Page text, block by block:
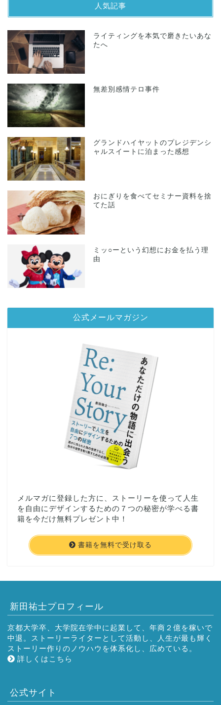
人気記事
ライティングを本気で磨きたいあな
たへ
無差別感情テロ事件
グランドハイヤットのプレジデンシ
ャルスイートに泊まった感想
おにぎりを食べてセミナー資料を捨
てた話
ミッ○ーという幻想にお金を払う理
由
公式メールマガジン
メルマガに登録した方に、ストーリーを使って人生
を自由にデザインするための７つの秘密が学べる書
籍を今だけ無料プレゼント中！
書籍を無料で受け取る
新田祐士プロフィール
京都大学卒、大学院在学中に起業して、年商２億を稼いで
中退。ストーリーライターとして活動し、人生が最も輝く
ストーリー作りのノウハウを体系化し、広めている。
詳しくはこちら
公式サイト